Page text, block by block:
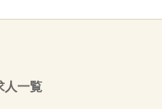
人一覧